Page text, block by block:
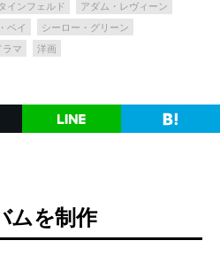
インフェルド
アダム・レヴィーン
ベイ
シーロー・グリーン
ラマ 洋画
ムを制作